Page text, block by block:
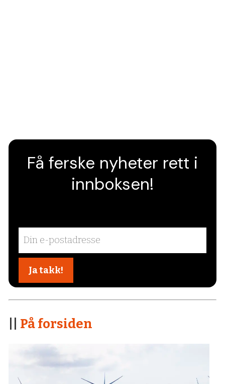
Få ferske nyheter rett i
innboksen!
På forsiden